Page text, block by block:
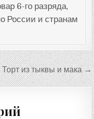
6-го разряда,
России и странам
Торт из тыквы и мака →